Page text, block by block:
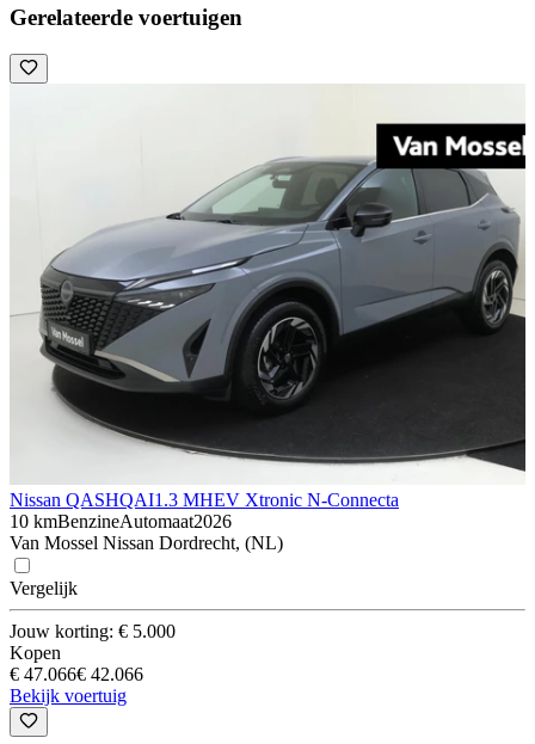
Gerelateerde voertuigen
Nissan QASHQAI1.3 MHEV Xtronic N-Connecta
10 kmBenzineAutomaat2026
Van Mossel Nissan Dordrecht, (NL)
Vergelijk
Jouw korting: € 5.000
Kopen
€ 47.066€ 42.066
Bekijk voertuig